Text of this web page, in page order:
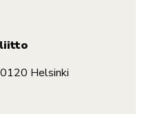
Helsinki